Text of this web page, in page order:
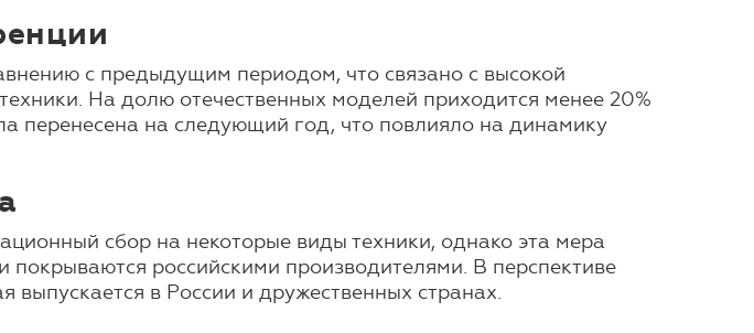
с предыдущим периодом, что связано с высокой
На долю отечественных моделей приходится менее 20%
перенесена на следующий год, что повлияло на динамику
сбор на некоторые виды техники, однако эта мера
покрываются российскими производителями. В перспективе
в России и дружественных странах.